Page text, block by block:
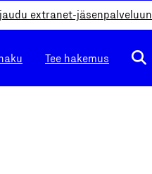
extranet-jäsenpalveluun
Tee hakemus